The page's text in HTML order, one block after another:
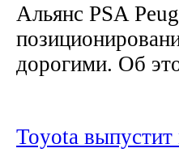
Альянс PSA
дорогими. Об
Toyota